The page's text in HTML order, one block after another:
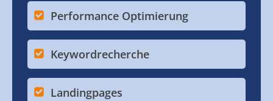
Performance Optimierung
Keywordrecherche
Landingpages